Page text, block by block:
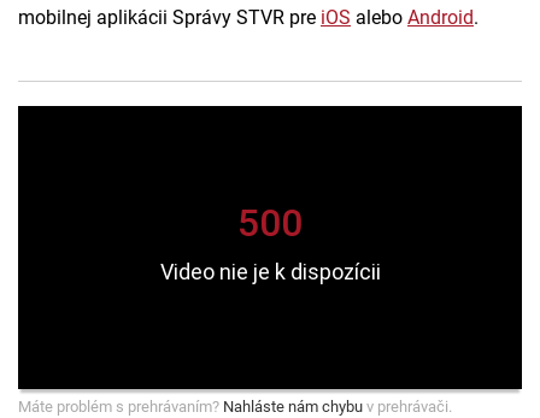
mobilnej aplikácii Správy STVR pre iOS alebo Android.
Máte problém s prehrávaním? Nahláste nám chybu v prehrávači.